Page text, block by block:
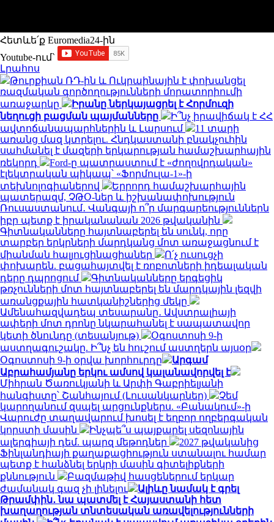
Հետևե՛ք Euromedia24-ին
Youtube-ում`
Լրահոս
Թուրքիան ՌԴ-ին և Ուկրաինային է փոխանցել
ռազմական գործողությունների մորատորիումի
առաջարկը
Իրանը ներկայացրել է Հորմուզի
նեղուցի բացման պայմանները
Ի՞նչ իրավիճակ է ՀՀ
ավտոճանապարհներին և Լարսում
11 տարի
առանց մազ կտրելու. Հնդկաստանի բնակչուհին
սահմանել է մազերի երկարության համաշխարհային
ռեկորդ
Ford-ը պատրաստում է «ժողովրդական»
էլեկտրական պիկապ՝ «Ֆորմուլա-1»-ի
տեխնոլոգիաներով
Երրորդ համաշխարհային
պատերազմ, ՉԹՕ-ներ և իշխանափոխություն
Ռուսաստանում․ Վանգայի ո՞ր մարգարեություններն
իբր պետք է իրականանան 2026 թվականին
Գիտնականները հայտնաբերել են սունկ, որը
տարբեր երկրների մարդկանց մոտ առաջացնում է
միանման հալյուցինացիաներ
Ո՛չ ուսուցչի
փոխարեն. բացահայտվել է ռոբոտների իդեալական
դերը դպրոցում
Գիտնականները երգեցիկ
թռչունների մոտ հայտնաբերել են մարդկային լեզվի
առանցքային հատկանիշներից մեկը
Ամենահազվադեպ տեսարանը․ Ավստրալիայի
ափերի մոտ դրոնը նկարահանել է սապատավոր
կետի ծնունդը (տեսանյութ)
Օգոստոսի 9-ի
աստղագուշակը. Ի՞նչ են հուշում աստղերն այսօր
Օգոստոսի 9-ի օրվա խորհուրդը
Արգամ
Աբրահամյանը երկու ամսով կալանավորվել է
Միհրան Ծառուկյանի և Արփի Գաբրիելյանի
հանգիստը՝ Շանհայում (Լուսանկարներ)
Չեմ
կարողանում զսպել արցունքներս. «Բանակում»-ի
Վարուժը տաղավարում խոսել է եղբոր ողբերգական
կորստի մասին
Ինչպե՞ս պայքարել սեզոնային
ալերգիայի դեմ. պարզ մեթոդներ
2027 թվականից
Ֆինլանդիայի քաղաքացիություն ստանալու համար
պետք է հանձնել երկրի մասին գիտելիքների
քննություն
Բազմաթիվ հասցեներում երկար
ժամանակ գազ չի լինելու
Ալիևը նամակ է գրել
Թրամփին․ նա պատմել է Հայաստանի հետ
խաղաղության տնտեսական առավելությունների